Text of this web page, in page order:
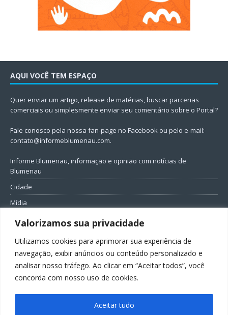
Valorizamos sua privacidade
Utilizamos cookies para aprimorar sua experiência de
navegação, exibir anúncios ou conteúdo personalizado e
analisar nosso tráfego. Ao clicar em “Aceitar todos”, você
concorda com nosso uso de cookies.
Aceitar tudo
AQUI VOCÊ TEM ESPAÇO
Quer enviar um artigo, release de matérias, buscar parcerias
comerciais ou simplesmente enviar seu comentário sobre o Portal?
Fale conosco pela nossa fan-page no Facebook ou pelo e-mail:
contato@informeblumenau.com.
Informe Blumenau, informação e opinião com notícias de
Blumenau
Cidade
Mídia
Entretenimento
Política